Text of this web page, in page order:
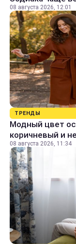
08 августа 2026, 12:01
ТРЕНДЫ
Модный цвет
коричневый и
08 августа 2026, 11:34